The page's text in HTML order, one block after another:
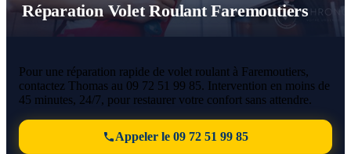
Réparation Volet Roulant Faremoutiers
Pour une réparation rapide de volet roulant à Faremoutiers,
contactez Thomas au 09 72 51 99 85. Intervention en moins de
45 minutes, 24/7, pour restaurer votre confort sans attendre.
Appeler le 09 72 51 99 85